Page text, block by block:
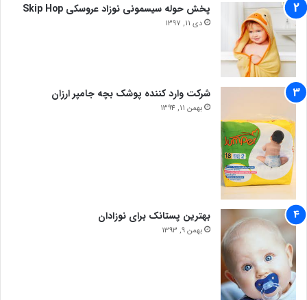
پخش حوله سیسمونی نوزاد عروسکی Skip Hop
دی 11, 1397
شرکت وارد کننده پوشک بچه جامپر ارزان
بهمن 11, 1394
بهترین پستانک برای نوزادان
بهمن 9, 1393